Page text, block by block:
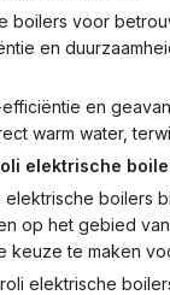
boilers voor
en
en
warm water,
elektrische
boilers
op het gebied
keuze te maken
elektrische